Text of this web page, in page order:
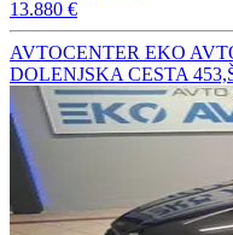
13.880 €
AVTOCENTER EKO
DOLENJSKA CESTA